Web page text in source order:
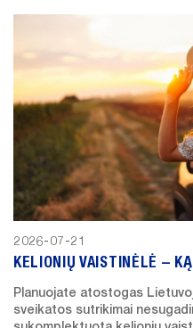
2026-07-21
KELIONIŲ VAISTINĖLĖ –
Planuojate atostogas
sveikatos sutrikimai